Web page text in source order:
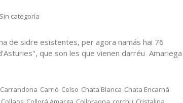
Sin categoría
de sidre esistentes, per agora namás hai 76
que son les que vienen darréu Amariega
Carrandona Carrió Celso Chata Blanca Chata Encarná